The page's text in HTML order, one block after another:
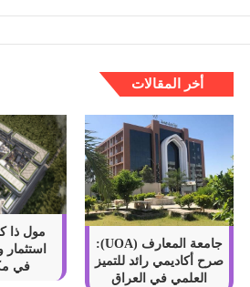
أخر المقالات
جامعة المعارف (UOA):
صرح أكاديمي رائد للتميز
العلمي في العراق
مول ذا
في